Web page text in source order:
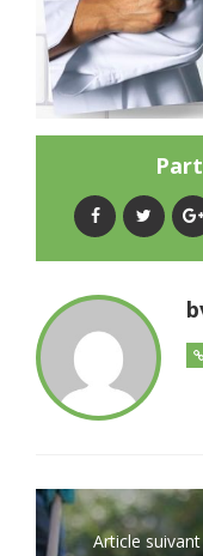
Article suivant